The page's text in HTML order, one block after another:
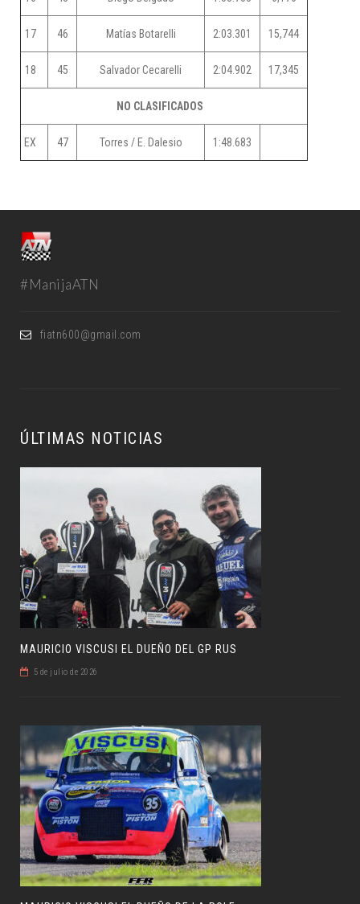
17 46 Matías Botarelli 2:03.301 15,744
18 45 Salvador Cecarelli 2:04.902 17,345
NO CLASIFICADOS
EX 47 Torres / E. Dalesio 1:48.683
#ManijaATN
fiatn600@gmail.com
ÚLTIMAS NOTICIAS
MAURICIO VISCUSI EL DUEÑO DEL GP RUS
5 de julio de 2026